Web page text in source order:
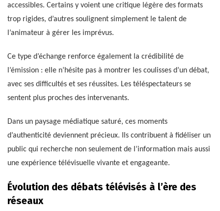
accessibles. Certains y voient une critique légère des formats
trop rigides, d’autres soulignent simplement le talent de
l’animateur à gérer les imprévus.
Ce type d’échange renforce également la crédibilité de
l’émission : elle n’hésite pas à montrer les coulisses d’un débat,
avec ses difficultés et ses réussites. Les téléspectateurs se
sentent plus proches des intervenants.
Dans un paysage médiatique saturé, ces moments
d’authenticité deviennent précieux. Ils contribuent à fidéliser un
public qui recherche non seulement de l’information mais aussi
une expérience télévisuelle vivante et engageante.
Évolution des débats télévisés à l’ère des
réseaux